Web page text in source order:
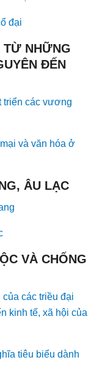
đại
NHỮNG
ĐẾN
triển các vương
và văn hóa ở
ÂU LẠC
VÀ CHỐNG
các triều đại
kinh tế, xã hội của
tiêu biểu dành